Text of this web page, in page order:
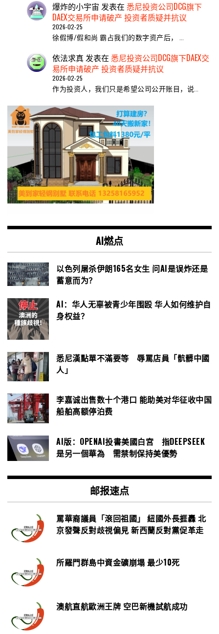
爆炸的小宇宙 发表在 悉尼投资公司DCG旗下
DAEX交易所申请破产 投资者质疑并抗议
2026-02-25
徐假博/假和尚 霸占我们的数字资产后， …
依法求真发表在 悉尼投资公司DCG旗下DAEX交
易所申请破产 投资者质疑并抗议
2026-02-25
作为投资人，我们只是希望公司公开账目，说…
AI燃点
以色列屠杀伊朗165名女生 问AI是误炸还是
蓄意而为？
AI：华人无辜被青少年围殴 华人如何维护自
身权益？
悉尼漢點單不滿要等 辱罵店員「骯髒中國
人」
李嘉诚出售数十个港口 能助美对华征收中国
船舶高额停泊费
AI版：OPENAI投書美國白宮 指DEEPSEEK
是另一個華為 需禁制保持美優勢
邮报速点
罵華裔議員「滾回祖國」 紐國外長捱轟 北
京發聲反對歧視偏見 新西蘭反對黨促革走
所羅門群島中資金礦崩塌 最少10死
澳航直航歐洲王牌 空巴新機試航成功